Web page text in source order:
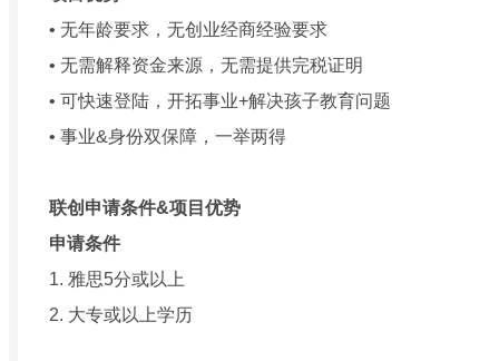
• 无年龄要求，无创业经商经验要求
• 无需解释资金来源，无需提供完税证明
• 可快速登陆，开拓事业+解决孩子教育问题
• 事业&身份双保障，一举两得
联创申请条件&项目优势
申请条件
1. 雅思5分或以上
2. 大专或以上学历